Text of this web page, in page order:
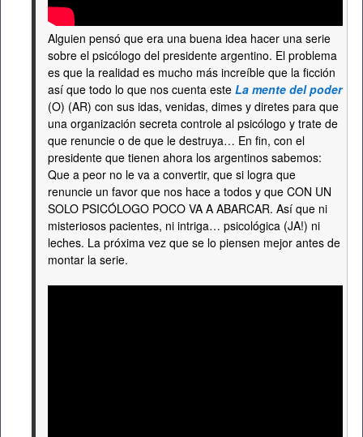
Alguien pensó que era una buena idea hacer una serie
sobre el psicólogo del presidente argentino. El problema
es que la realidad es mucho más increíble que la ficción
así que todo lo que nos cuenta este La mente del poder
(O) (AR) con sus idas, venidas, dimes y diretes para que
una organización secreta controle al psicólogo y trate de
que renuncie o de que le destruya… En fin, con el
presidente que tienen ahora los argentinos sabemos:
Que a peor no le va a convertir, que si logra que
renuncie un favor que nos hace a todos y que CON UN
SOLO PSICÓLOGO POCO VA A ABARCAR. Así que ni
misteriosos pacientes, ni intriga… psicológica (JA!) ni
leches. La próxima vez que se lo piensen mejor antes de
montar la serie.